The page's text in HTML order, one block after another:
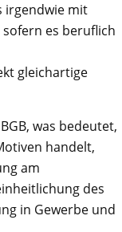
irgendwie mit
es beruflich
gleichartige
was bedeutet,
handelt,
am
des
in Gewerbe und